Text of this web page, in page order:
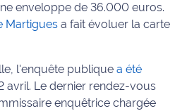
enveloppe de 36.000 euros.
Martigues a fait évoluer la carte
l'enquête publique a été
avril. Le dernier rendez-vous
enquêtrice chargée